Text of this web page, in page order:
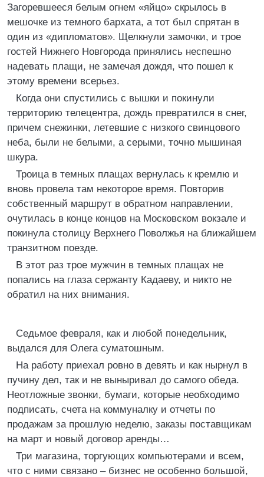
Загоревшееся белым огнем «яйцо» скрылось в
мешочке из темного бархата, а тот был спрятан в
один из «дипломатов». Щелкнули замочки, и трое
гостей Нижнего Новгорода принялись неспешно
надевать плащи, не замечая дождя, что пошел к
этому времени всерьез.
Когда они спустились с вышки и покинули
территорию телецентра, дождь превратился в снег,
причем снежинки, летевшие с низкого свинцового
неба, были не белыми, а серыми, точно мышиная
шкура.
Троица в темных плащах вернулась к кремлю и
вновь провела там некоторое время. Повторив
собственный маршрут в обратном направлении,
очутилась в конце концов на Московском вокзале и
покинула столицу Верхнего Поволжья на ближайшем
транзитном поезде.
В этот раз трое мужчин в темных плащах не
попались на глаза сержанту Кадаеву, и никто не
обратил на них внимания.
Седьмое февраля, как и любой понедельник,
выдался для Олега суматошным.
На работу приехал ровно в девять и как нырнул в
пучину дел, так и не выныривал до самого обеда.
Неотложные звонки, бумаги, которые необходимо
подписать, счета на коммуналку и отчеты по
продажам за прошлую неделю, заказы поставщикам
на март и новый договор аренды…
Три магазина, торгующих компьютерами и всем,
что с ними связано – бизнес не особенно большой,